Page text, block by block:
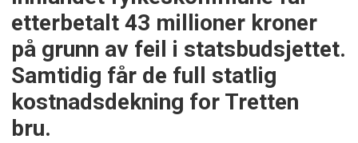
etterbetalt 43 millioner kroner
på grunn av feil i statsbudsjettet.
Samtidig får de full statlig
kostnadsdekning for Tretten
bru.